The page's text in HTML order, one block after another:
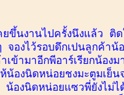
ยขึ้นงานไปครั้งนึงแล้ว ติ
จองไว้รอบดึกเปนลูกค้าน้
เข้ามาอีกพีอาร์เรียกน้อง
น้องนิดหน่อยชงมะตูมเย็
องนิดหน่อยแซวพี่ยังไม่ไ